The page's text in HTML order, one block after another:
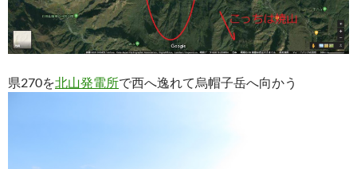
県270を北山発電所で西へ逸れて烏帽子岳へ向かう